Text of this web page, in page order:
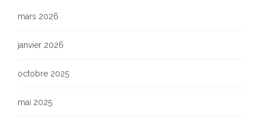
mars 2026
janvier 2026
octobre 2025
mai 2025